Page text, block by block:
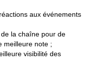
aux événements
la chaîne pour de
meilleure note ;
visibilité des